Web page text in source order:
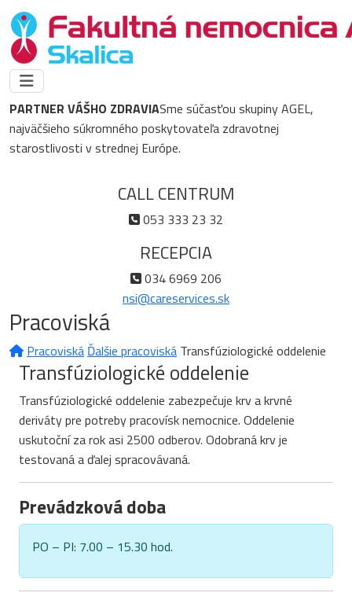
PARTNER VÁŠHO ZDRAVIASme súčasťou skupiny AGEL,
najväčšieho súkromného poskytovateľa zdravotnej
starostlivosti v strednej Európe.
CALL CENTRUM
053 333 23 32
RECEPCIA
034 6969 206
nsi@careservices.sk
Pracoviská
Pracoviská Ďalšie pracoviská Transfúziologické oddelenie
Transfúziologické oddelenie
Transfúziologické oddelenie zabezpečuje krv a krvné
deriváty pre potreby pracovísk nemocnice. Oddelenie
uskutoční za rok asi 2500 odberov. Odobraná krv je
testovaná a ďalej spracovávaná.
Prevádzková doba
PO – PI: 7.00 – 15.30 hod.